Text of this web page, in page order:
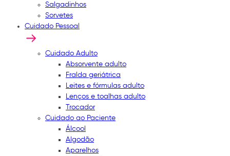
Salgadinhos
Sorvetes
Cuidado Pessoal
Cuidado Adulto
Absorvente adulto
Fralda geriátrica
Leites e fórmulas adulto
Lenços e toalhas adulto
Trocador
Cuidado ao Paciente
Álcool
Algodão
Aparelhos